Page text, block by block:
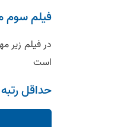
فیلم سوم
در فیلم زیر
است
حداقل رتبه لازم